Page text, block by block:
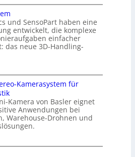
und SensoPart haben eine
entwickelt, die komplexe
einfacher
das neue 3D-Handling-
Kamerasystem für
Kamera von Basler eignet
Anwendungen bei
Warehouse-Drohnen und